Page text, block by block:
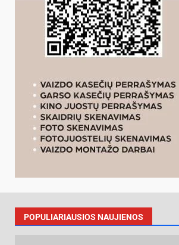
POPULIARIAUSIOS NAUJIENOS